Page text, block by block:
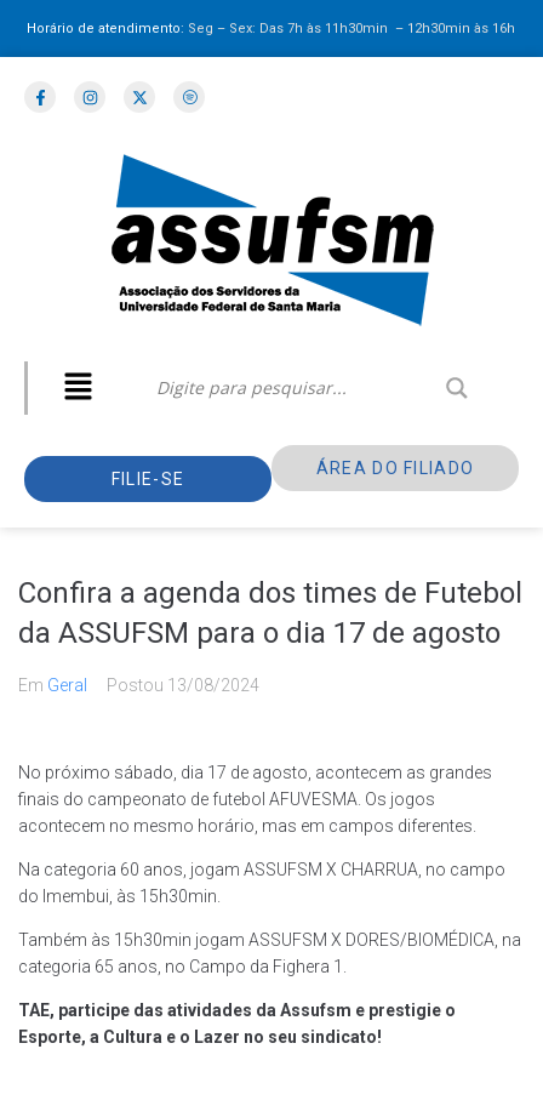
Horário de atendimento: Seg – Sex: Das 7h às 11h30min – 12h30minàs 16h
FILIE-SE
ÁREA DO FILIADO
Confira a agenda dos times de Futebol
da ASSUFSM para o dia 17 de agosto
Em Geral Postou 13/08/2024
No próximo sábado, dia 17 de agosto, acontecem as grandes
finais do campeonato de futebol AFUVESMA. Os jogos
acontecem no mesmo horário, mas em campos diferentes.
Na categoria 60 anos, jogam ASSUFSM X CHARRUA, no campo
do Imembui, às 15h30min.
Também às 15h30min jogam ASSUFSM X DORES/BIOMÉDICA, na
categoria 65 anos, no Campo da Fighera 1.
TAE, participe das atividades da Assufsm e prestigie o
Esporte, a Cultura e o Lazer no seu sindicato!